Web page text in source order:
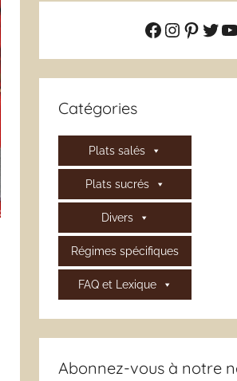
Facebook
Catégories
Plats salés
Plats sucrés
Divers
Régimes spécifiques
FAQ et Lexique
Abonnez-vous à notre